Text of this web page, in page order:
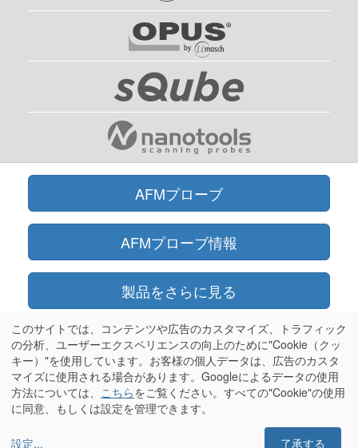
AFMプローブ
AFMプローブ情報
製品をさらに見る
オンラインショップ
情報
このサイトでは、コンテンツや広告のカスタマイズ、トラフィック
の分析、ユーザーエクスペリエンスの向上のために"Cookie（クッ
キー）"を使用しています。お客様の個人データは、広告のカスタ
マイズに使用される場合があります。Googleによるデータの使用
方法については、 こちらをご覧ください。すべての"Cookie"の使用
に同意、もしくは設定を管理できます。
設定... 了承する